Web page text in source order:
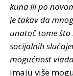
kuna ili po
je takav da
unatoč tome
socijalnih
mogućnost
imaju više